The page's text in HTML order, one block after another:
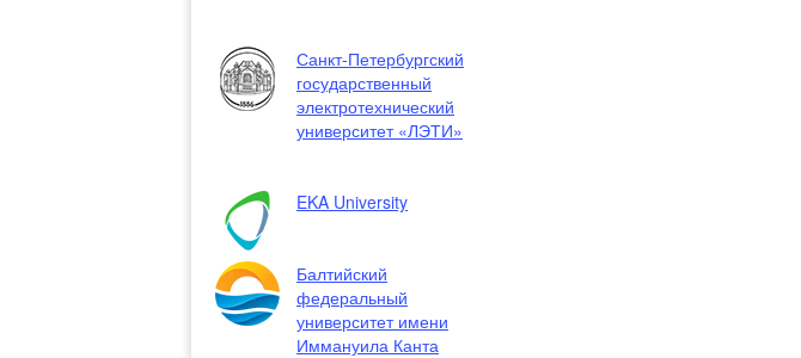
Санкт-Петербургский
государственный
электротехнический
университет «ЛЭТИ»
EKA University
Балтийский
федеральный
университет имени
Иммануила Канта